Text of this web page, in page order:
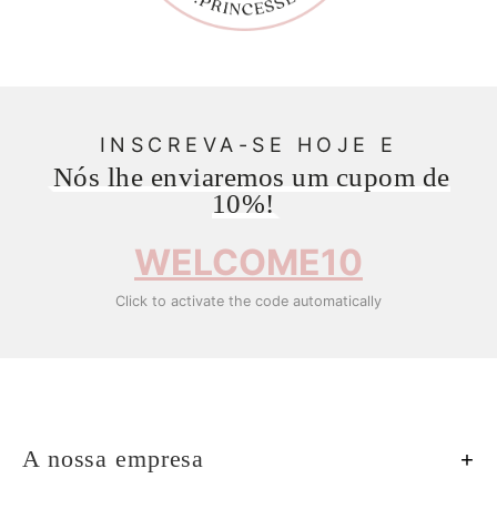
INSCREVA-SE HOJE E
Nós lhe enviaremos um cupom de
10%!
WELCOME10
Click to activate the code automatically
A nossa empresa